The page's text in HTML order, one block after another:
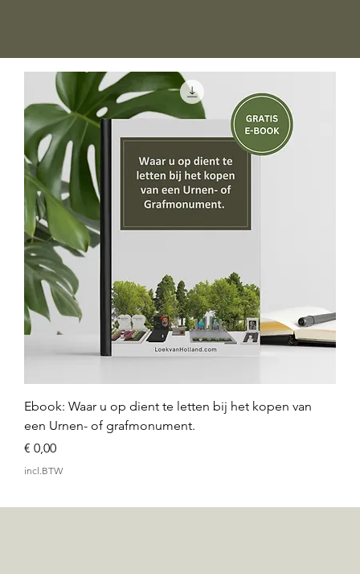
Ebook: Waar u op dient te letten bij het kopen van
een Urnen- of grafmonument.
Prijs
€ 0,00
incl.BTW